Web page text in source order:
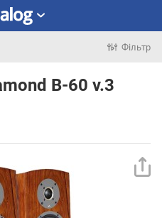
Фільтр
B-60 v.3